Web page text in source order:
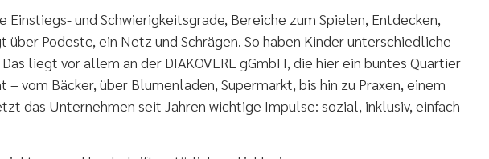
und Schwierigkeitsgrade, Bereiche zum Spielen, Entdecken,
Podeste, ein Netz und Schrägen. So haben Kinder unterschiedliche
liegt vor allem an der DIAKOVERE gGmbH, die hier ein buntes Quartier
vom Bäcker, über Blumenladen, Supermarkt, bis hin zu Praxen, einem
das Unternehmen seit Jahren wichtige Impulse: sozial, inklusiv, einfach